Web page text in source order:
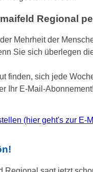
Regional
Mehrheit der
Sie sich überlegen
finden, sich jede
Ihr E-Mail-
(hier geht's zur E-